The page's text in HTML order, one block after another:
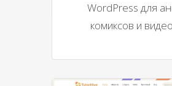
WordPress для
комиксов и